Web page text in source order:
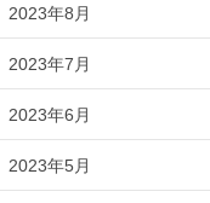
2023年8月
2023年7月
2023年6月
2023年5月